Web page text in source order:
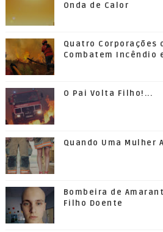
Onda de Calor
Quatro Corporações
Combatem Incêndio
O Pai Volta Filho!...
Quando Uma Mulher
Bombeira de
Filho Doente